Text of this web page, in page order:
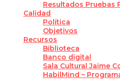
Resultados Pruebas
Calidad
Política
Objetivos
Recursos
Biblioteca
Banco digital
Sala Cultural Jaime
HabilMind –